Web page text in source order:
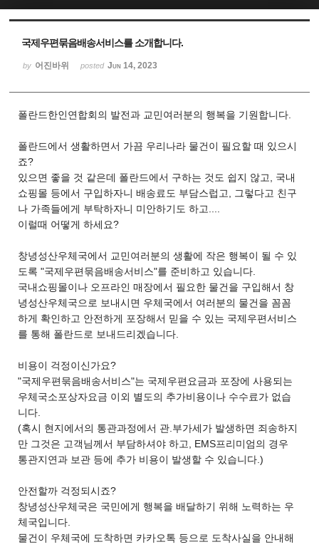
국제우편묶음배송서비스를 소개합니다.
by 어진바위 posted Jun 14, 2023
폴란드한인연합회의 발전과 교민여러분의 행복을 기원합니다.
폴란드에서 생활하면서 가끔 우리나라 물건이 필요할 때 있으시
죠?
있으면 좋을 것 같은데 폴란드에서 구하는 것도 쉽지 않고, 국내
쇼핑몰 등에서 구입하자니 배송료도 부담스럽고, 그렇다고 친구
나 가족들에게 부탁하자니 미안하기도 하고....
이럴때 어떻게 하세요?
창녕성산우체국에서 교민여러분의 생활에 작은 행복이 될 수 있
도록 "국제우편묶음배송서비스"를 준비하고 있습니다.
국내쇼핑몰이나 오프라인 매장에서 필요한 물건을 구입해서 창
녕성산우체국으로 보내시면 우체국에서 여러분의 물건을 꼼꼼
하게 확인하고 안전하게 포장해서 믿을 수 있는 국제우편서비스
를 통해 폴란드로 보내드리겠습니다.
비용이 걱정이신가요?
"국제우편묶음배송서비스"는 국제우편요금과 포장에 사용되는
우체국소포상자요금 이외 별도의 추가비용이나 수수료가 없습
니다.
(혹시 현지에서의 통관과정에서 관.부가세가 발생하면 죄송하지
만 그것은 고객님께서 부담하셔야 하고, EMS프리미엄의 경우
통관지연과 보관 등에 추가 비용이 발생할 수 있습니다.)
안전할까 걱정되시죠?
창녕성산우체국은 국민에게 행복을 배달하기 위해 노력하는 우
체국입니다.
물건이 우체국에 도착하면 카카오톡 등으로 도착사실을 안내해